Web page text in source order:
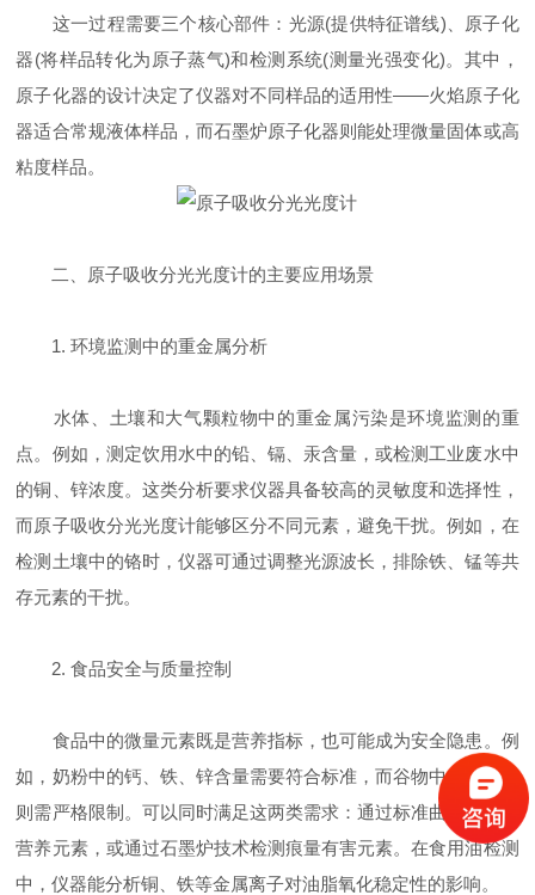
这一过程需要三个核心部件：光源(提供特征谱线)、原子化
器(将样品转化为原子蒸气)和检测系统(测量光强变化)。其中，
原子化器的设计决定了仪器对不同样品的适用性——火焰原子化
器适合常规液体样品，而石墨炉原子化器则能处理微量固体或高
粘度样品。
二、原子吸收分光光度计的主要应用场景
1. 环境监测中的重金属分析
水体、土壤和大气颗粒物中的重金属污染是环境监测的重
点。例如，测定饮用水中的铅、镉、汞含量，或检测工业废水中
的铜、锌浓度。这类分析要求仪器具备较高的灵敏度和选择性，
而原子吸收分光光度计能够区分不同元素，避免干扰。例如，在
检测土壤中的铬时，仪器可通过调整光源波长，排除铁、锰等共
存元素的干扰。
2. 食品安全与质量控制
食品中的微量元素既是营养指标，也可能成为安全隐患。例
如，奶粉中的钙、铁、锌含量需要符合标准，而谷物中的镉、砷
则需严格限制。可以同时满足这两类需求：通过标准曲线法测定
营养元素，或通过石墨炉技术检测痕量有害元素。在食用油检测
中，仪器能分析铜、铁等金属离子对油脂氧化稳定性的影响。